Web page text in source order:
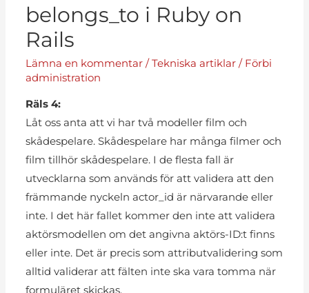
belongs_to i Ruby on
Rails
Lämna en kommentar /Tekniska artiklar / Förbi
administration
Räls 4:
Låt oss anta att vi har två modeller film och
skådespelare. Skådespelare har många filmer och
film tillhör skådespelare. I de flesta fall är
utvecklarna som används för att validera att den
främmande nyckeln actor_id är närvarande eller
inte. I det här fallet kommer den inte att validera
aktörsmodellen om det angivna aktörs-ID:t finns
eller inte. Det är precis som attributvalidering som
alltid validerar att fälten inte ska vara tomma när
formuläret skickas.